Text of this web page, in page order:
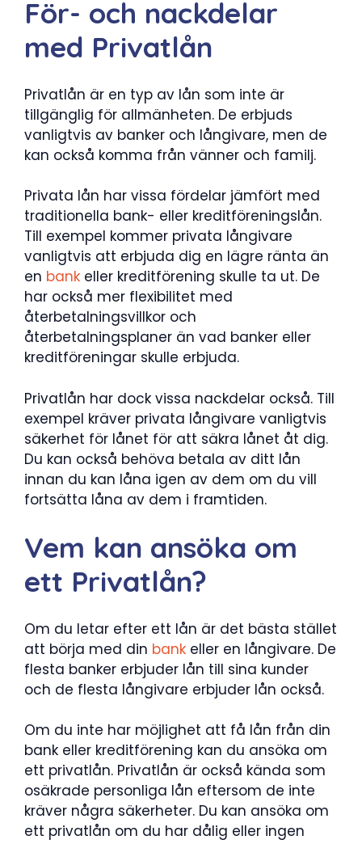
För- och nackdelar
med Privatlån
Privatlån är en typ av lån som inte är
tillgänglig för allmänheten. De erbjuds
vanligtvis av banker och långivare, men de
kan också komma från vänner och familj.
Privata lån har vissa fördelar jämfört med
traditionella bank- eller kreditföreningslån.
Till exempel kommer privata långivare
vanligtvis att erbjuda dig en lägre ränta än
en bank eller kreditförening skulle ta ut. De
har också mer flexibilitet med
återbetalningsvillkor och
återbetalningsplaner än vad banker eller
kreditföreningar skulle erbjuda.
Privatlån har dock vissa nackdelar också. Till
exempel kräver privata långivare vanligtvis
säkerhet för lånet för att säkra lånet åt dig.
Du kan också behöva betala av ditt lån
innan du kan låna igen av dem om du vill
fortsätta låna av dem i framtiden.
Vem kan ansöka om
ett Privatlån?
Om du letar efter ett lån är det bästa stället
att börja med din bank eller en långivare. De
flesta banker erbjuder lån till sina kunder
och de flesta långivare erbjuder lån också.
Om du inte har möjlighet att få lån från din
bank eller kreditförening kan du ansöka om
ett privatlån. Privatlån är också kända som
osäkrade personliga lån eftersom de inte
kräver några säkerheter. Du kan ansöka om
ett privatlån om du har dålig eller ingen